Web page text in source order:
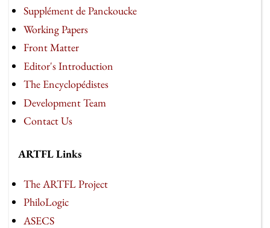
Supplément de Panckoucke
Working Papers
Front Matter
Editor's Introduction
The Encyclopédistes
Development Team
Contact Us
ARTFL Links
The ARTFL Project
PhiloLogic
ASECS